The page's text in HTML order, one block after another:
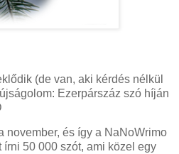
(de van, aki kérdés nélkül
Ezerpárszáz szó híján
november, és így a NaNoWrimo
50 000 szót, ami közel egy